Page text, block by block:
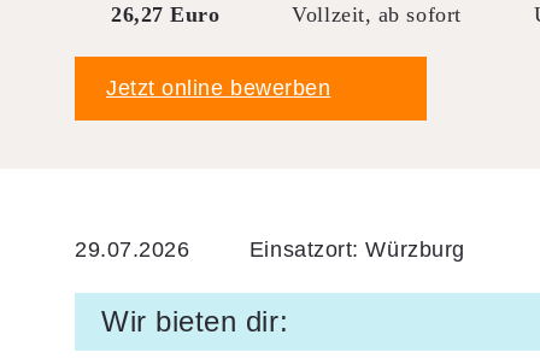
26,27 Euro Vollzeit, ab sofort
Jetzt online bewerben
29.07.2026 Einsatzort: Würzburg
Wir bieten dir: